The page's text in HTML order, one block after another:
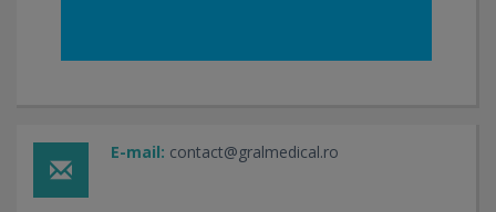
E-mail: contact@gralmedical.ro